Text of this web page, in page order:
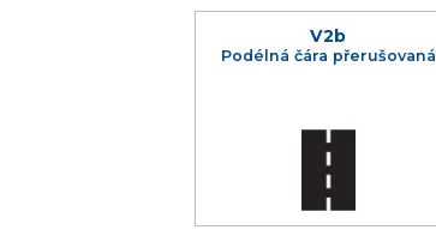
V2b
Podélná čára přerušovaná